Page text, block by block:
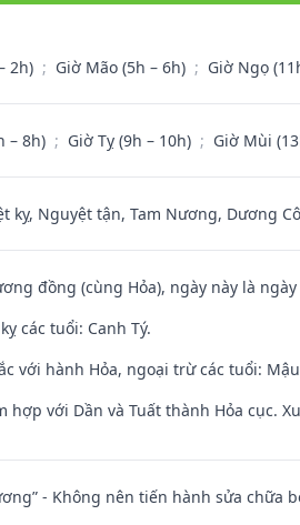
2h) ; Giờ Mão (5h – 6h) ; Giờ Ngọ
– 8h) ; Giờ Tỵ (9h – 10h) ; Giờ Mùi
kỵ, Nguyệt tận, Tam Nương, Dương
đồng (cùng Hỏa), ngày này là ngày
các tuổi: Canh Tý.
với hành Hỏa, ngoại trừ các tuổi:
với Dần và Tuất thành Hỏa cục.
- Không nên tiến hành sửa chữa